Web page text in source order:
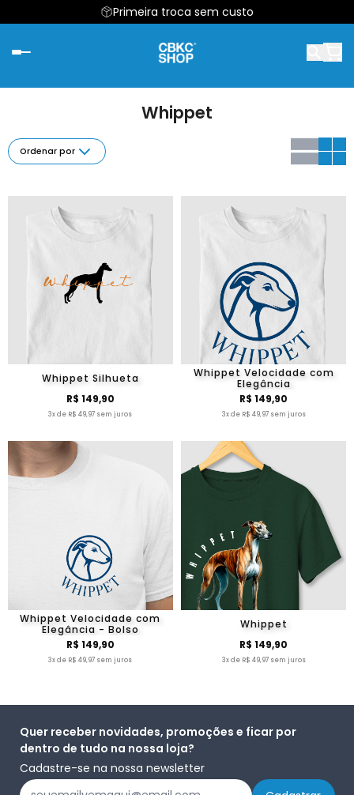
Primeira troca sem custo
Whippet
Ordenar por
Whippet Silhueta
R$ 149,90
3x de R$ 49,97 sem juros
Whippet Velocidade com
Elegância
R$ 149,90
3x de R$ 49,97 sem juros
Whippet Velocidade com
Elegância - Bolso
R$ 149,90
3x de R$ 49,97 sem juros
Whippet
R$ 149,90
3x de R$ 49,97 sem juros
Quer receber novidades, promoções e ficar por
dentro de tudo na nossa loja?
Cadastre-se na nossa newsletter